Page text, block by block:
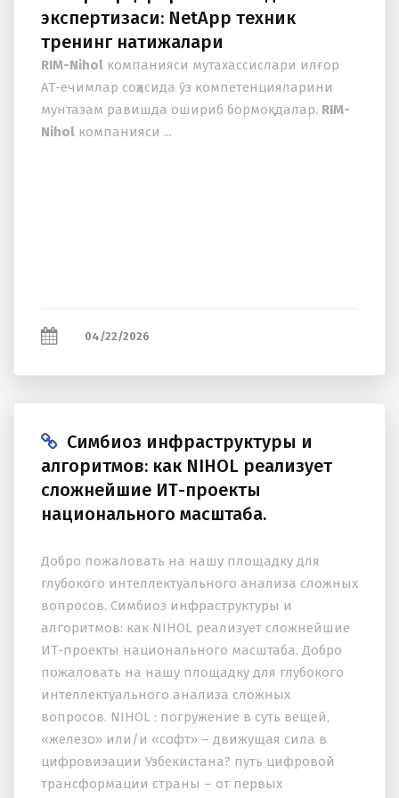
экспертизаси: NetApp техник
тренинг натижалари
RIM-Nihol компанияси мутахассислари илғор
АТ-ечимлар соҳасида ўз компетенцияларини
мунтазам равишда ошириб бормоқдалар. RIM-
Nihol компанияси ...
04/22/2026
Симбиоз инфраструктуры и
алгоритмов: как NIHOL реализует
сложнейшие ИТ-проекты
национального масштаба.
Добро пожаловать на нашу площадку для
глубокого интеллектуального анализа сложных
вопросов. Симбиоз инфраструктуры и
алгоритмов: как NIHOL реализует сложнейшие
ИТ-проекты национального масштаба. Добро
пожаловать на нашу площадку для глубокого
интеллектуального анализа сложных
вопросов. NIHOL : погружение в суть вещей,
«железо» или/и «софт» – движущая сила в
цифровизации Узбекистана? путь цифровой
трансформации страны – от первых